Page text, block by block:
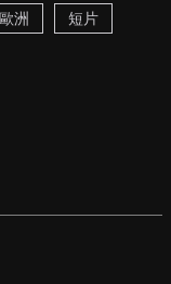
歐洲 短片